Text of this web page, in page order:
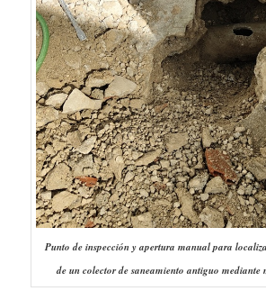
Punto de inspección y apertura manual para
de un colector de saneamiento antiguo mediante